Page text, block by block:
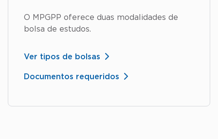
O MPGPP oferece duas modalidades de
bolsa de estudos.
Ver tipos de bolsas
Documentos requeridos